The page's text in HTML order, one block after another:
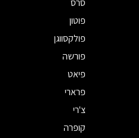
פוטון
פולקסווגן
פורשה
פיאט
פרארי
צ'רי
קופרה